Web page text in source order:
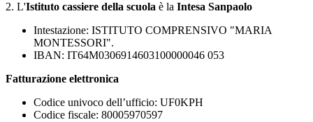
2. L'Istituto cassiere della scuola è la Intesa Sanpaolo
Intestazione: ISTITUTO COMPRENSIVO "MARIA
MONTESSORI".
IBAN: IT64M0306914603100000046 053
Fatturazione elettronica
Codice univoco dell’ufficio: UF0KPH
Codice fiscale: 80005970597